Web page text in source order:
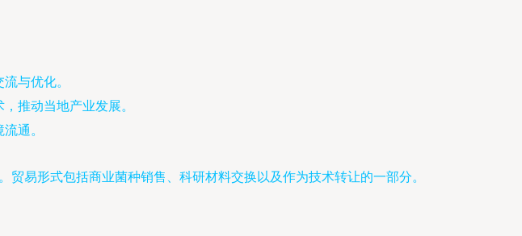
与优化。
推动当地产业发展。
通。
易形式包括商业菌种销售、科研材料交换以及作为技术转让的一部分。